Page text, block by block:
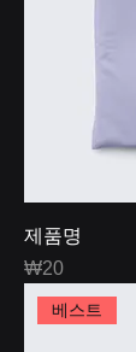
제품명
Price
₩20
베스트